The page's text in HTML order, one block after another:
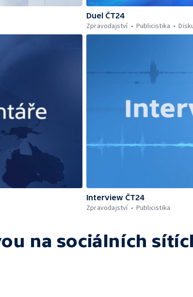
Duel ČT24
Zpravodajství
Publicistika
Interview ČT24
Zpravodajství
Publicistika
na sociálních